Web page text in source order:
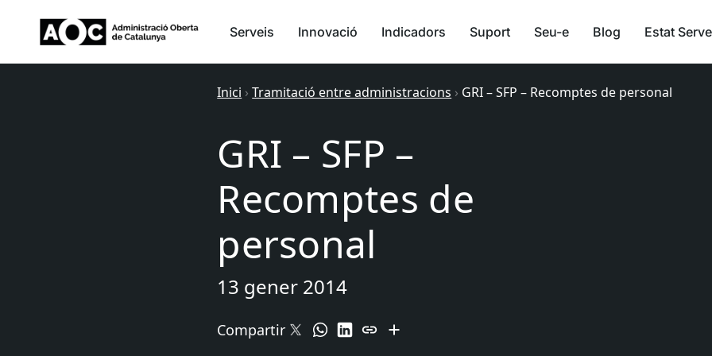
Serveis Innovació Indicadors Suport Seu-e Blog Estat
Inici ›Tramitació entre administracions › GRI – SFP – Recomptes de personal
GRI – SFP –
Recomptes de
personal
13 gener 2014
Compartir